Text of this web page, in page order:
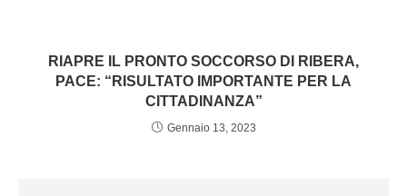
RIAPRE IL PRONTO SOCCORSO DI RIBERA,
PACE: “RISULTATO IMPORTANTE PER LA
CITTADINANZA”
Gennaio 13, 2023